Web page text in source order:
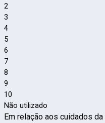
2
3
4
5
6
7
8
9
10
Não utilizado
Em relação aos cuidados da